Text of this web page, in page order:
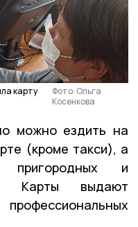
карту
Фото: Ольга
Косенкова
можно ездить на
(кроме такси), а
и
Карты выдают